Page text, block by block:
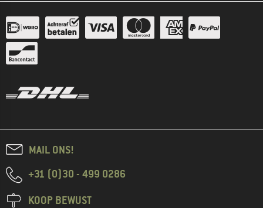
MAIL ONS!
+31 (0)30 - 499 0286
KOOP BEWUST